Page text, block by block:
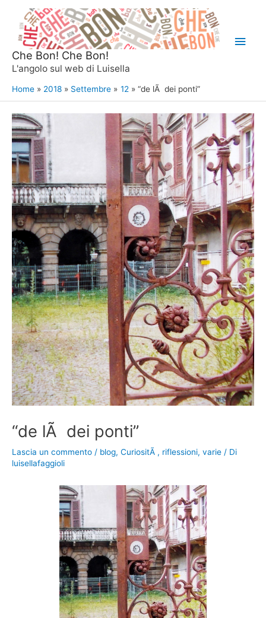
contenuto
Che Bon! Che Bon!
L'angolo sul web di Luisella
Home 2018 Settembre 12 “de lÃ dei ponti”
“de lÃ dei ponti”
Lascia un commento / blog, CuriositÃ , riflessioni, varie / Di
luisellafaggioli